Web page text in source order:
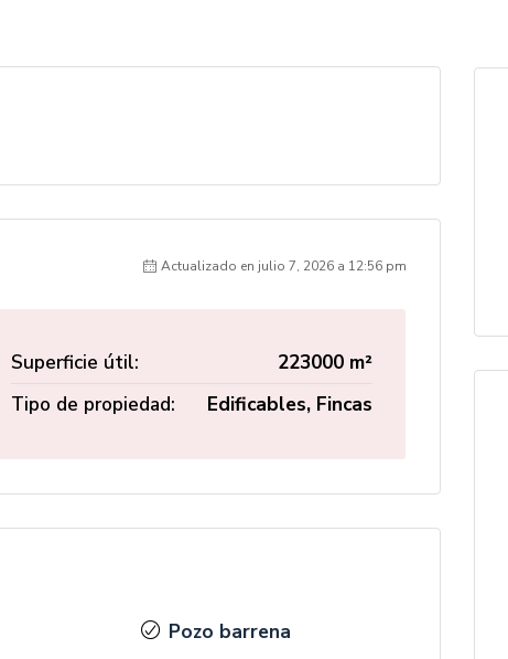
Actualizado en julio 7, 2026 a 12:56 pm
Superficie útil:
223000 m²
Tipo de propiedad:
Edificables, Fincas
Pozo barrena